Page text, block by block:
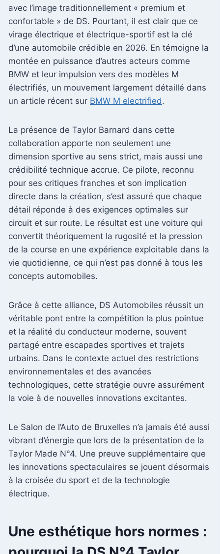
avec l’image traditionnellement « premium et
confortable » de DS. Pourtant, il est clair que ce
virage électrique et électrique-sportif est la clé
d’une automobile crédible en 2026. En témoigne la
montée en puissance d’autres acteurs comme
BMW et leur impulsion vers des modèles M
électrifiés, un mouvement largement détaillé dans
un article récent sur BMW M electrified.
La présence de Taylor Barnard dans cette
collaboration apporte non seulement une
dimension sportive au sens strict, mais aussi une
crédibilité technique accrue. Ce pilote, reconnu
pour ses critiques franches et son implication
directe dans la création, s’est assuré que chaque
détail réponde à des exigences optimales sur
circuit et sur route. Le résultat est une voiture qui
convertit théoriquement la rugosité et la pression
de la course en une expérience exploitable dans la
vie quotidienne, ce qui n’est pas donné à tous les
concepts automobiles.
Grâce à cette alliance, DS Automobiles réussit un
véritable pont entre la compétition la plus pointue
et la réalité du conducteur moderne, souvent
partagé entre escapades sportives et trajets
urbains. Dans le contexte actuel des restrictions
environnementales et des avancées
technologiques, cette stratégie ouvre assurément
la voie à de nouvelles innovations excitantes.
Le Salon de l’Auto de Bruxelles n’a jamais été aussi
vibrant d’énergie que lors de la présentation de la
Taylor Made N°4. Une preuve supplémentaire que
les innovations spectaculaires se jouent désormais
à la croisée du sport et de la technologie
électrique.
Une esthétique hors normes :